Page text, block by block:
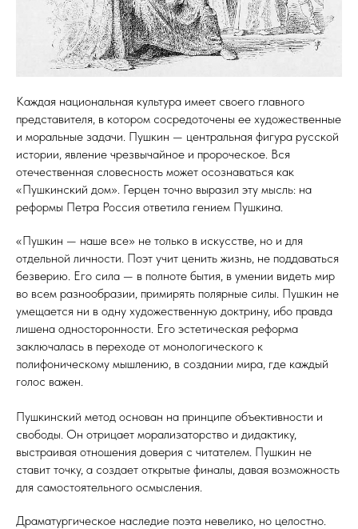
Каждая национальная культура имеет своего главного
представителя, в котором сосредоточены ее художественные
и моральные задачи. Пушкин — центральная фигура русской
истории, явление чрезвычайное и пророческое. Вся
отечественная словесность может осознаваться как
«Пушкинский дом». Герцен точно выразил эту мысль: на
реформы Петра Россия ответила гением Пушкина.
«Пушкин — наше все» не только в искусстве, но и для
отдельной личности. Поэт учит ценить жизнь, не поддаваться
безверию. Его сила — в полноте бытия, в умении видеть мир
во всем разнообразии, примирять полярные силы. Пушкин не
умещается ни в одну художественную доктрину, ибо правда
лишена односторонности. Его эстетическая реформа
заключалась в переходе от монологического к
полифоническому мышлению, в создании мира, где каждый
голос важен.
Пушкинский метод основан на принципе объективности и
свободы. Он отрицает морализаторство и дидактику,
выстраивая отношения доверия с читателем. Пушкин не
ставит точку, а создает открытые финалы, давая возможность
для самостоятельного осмысления.
Драматургическое наследие поэта невелико, но целостно.